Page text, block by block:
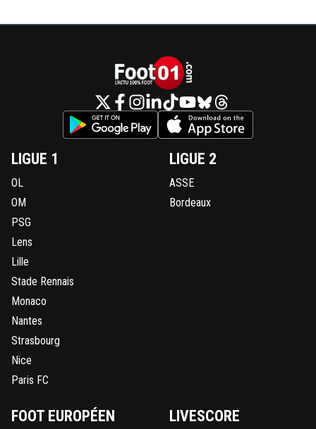
LIGUE 1
OL
OM
PSG
Lens
Lille
Stade Rennais
Monaco
Nantes
Strasbourg
Nice
Paris FC
LIGUE 2
ASSE
Bordeaux
FOOT EUROPÉEN LIVESCORE